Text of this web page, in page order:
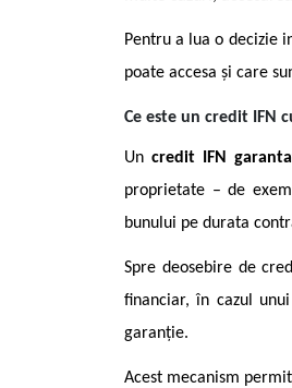
Pentru a lua o decizie
poate accesa și care
Ce este un credit IFN
Un credit IFN
proprietate – de
bunului pe durata
Spre deosebire de
financiar, în cazul unui
garanție.
Acest mecanism